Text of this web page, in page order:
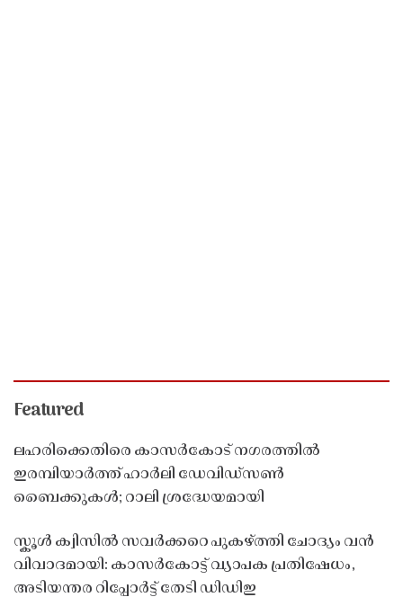
Featured
ലഹരിക്കെതിരെ കാസർകോട് നഗരത്തിൽ
ഇരമ്പിയാർത്ത് ഹാർലി ഡേവിഡ്‌സൺ
ബൈക്കുകൾ; റാലി ശ്രദ്ധേയമായി
സ്കൂൾ ക്വിസിൽ സവർക്കറെ പുകഴ്ത്തി ചോദ്യം വൻ
വിവാദമായി: കാസർകോട്ട് വ്യാപക പ്രതിഷേധം,
അടിയന്തര റിപ്പോർട്ട് തേടി ഡിഡിഇ